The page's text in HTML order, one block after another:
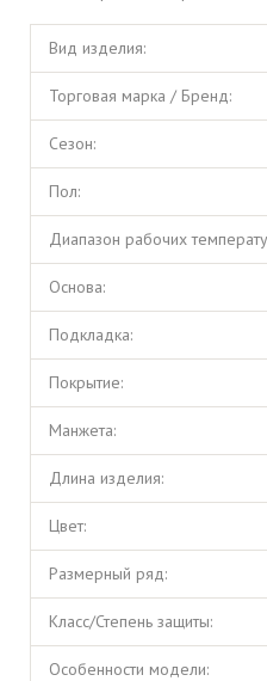
Вид изделия:
Торговая марка / Бренд:
Сезон:
Пол:
Диапазон рабочих
Основа:
Подкладка:
Покрытие:
Манжета:
Длина изделия:
Цвет:
Размерный ряд:
Класс/Степень защиты:
Особенности модели: